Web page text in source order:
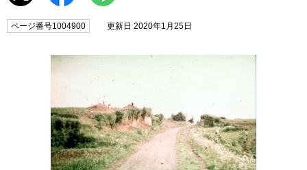
ページ番号1004900 更新日 2020年1月25日